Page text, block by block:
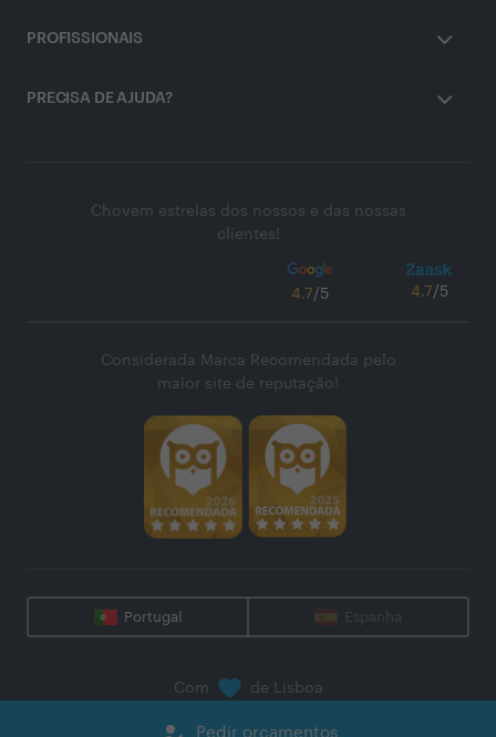
Pedir orçamentos
PROFISSIONAIS
PRECISA DE AJUDA?
Chovem estrelas dos nossos e das nossas
clientes!
4.7/5 4.7/5
Considerada Marca Recomendada pelo
maior site de reputação!
Portugal Espanha
Com de Lisboa
Zaask - Plataforma Digital, S.A.